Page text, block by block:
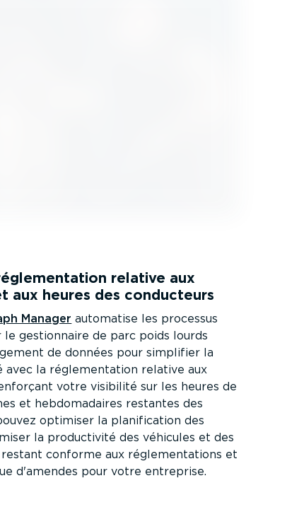
relative aux
aux heures des conducteurs
Manager automatise les processus
le gestion­naire de parc poids lourds
de données pour simplifier la
avec la régle­men­tation relative aux
votre visibilité sur les heures de
et hebdo­ma­daires restantes des
optimiser la plani­fi­cation des
la produc­tivité des véhicules et des
conforme aux régle­men­ta­tions et
d'amendes pour votre entreprise.